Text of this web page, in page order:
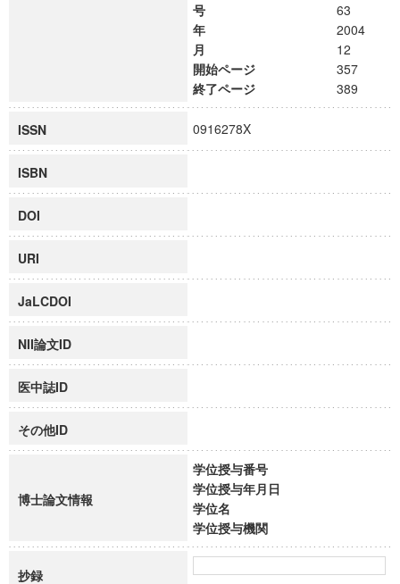
号
63
年
2004
月
12
開始ページ
357
終了ページ
389
ISSN 0916278X
ISBN
DOI
URI
JaLCDOI
NII論文ID
医中誌ID
その他ID
博士論文情報
学位授与番号
学位授与年月日
学位名
学位授与機関
抄録